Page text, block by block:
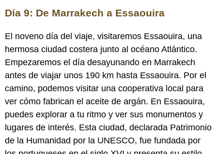
Día 9: De Marrakech a Essaouira
El noveno día del viaje, visitaremos Essaouira, una
hermosa ciudad costera junto al océano Atlántico.
Empezaremos el día desayunando en Marrakech
antes de viajar unos 190 km hasta Essaouira. Por el
camino, podemos visitar una cooperativa local para
ver cómo fabrican el aceite de argán. En Essaouira,
puedes explorar a tu ritmo y ver sus monumentos y
lugares de interés. Esta ciudad, declarada Patrimonio
de la Humanidad por la UNESCO, fue fundada por